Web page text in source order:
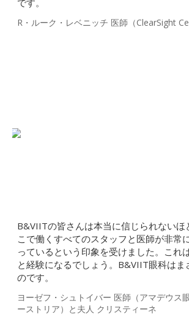
です。
R・ルーク・レベニッチ 医師（ClearSight
B&VIITの皆さんは本当に信じられないほ
こで働くすべてのスタッフと医師が非常
っているという印象を受けました。これ
と経験になるでしょう。B&VIIT眼科はま
のです。
ヨーゼフ・シュトイバー 医師（アマデウス
ーストリア）と夫人 クリスティーネ